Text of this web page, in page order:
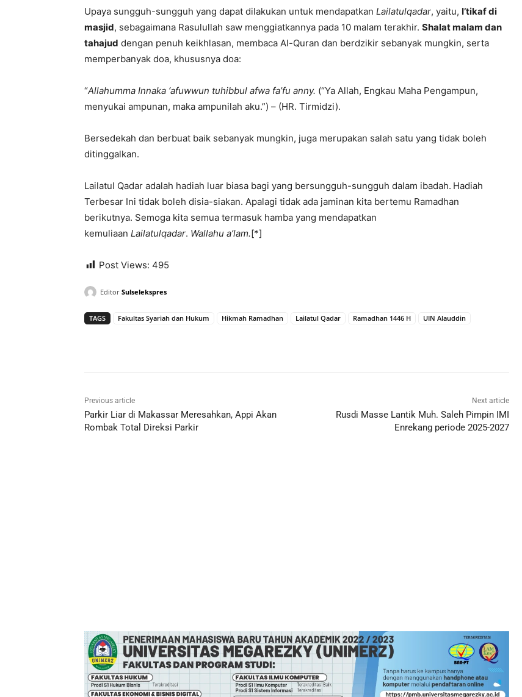
Upaya sungguh-sungguh yang dapat dilakukan untuk mendapatkan Lailatulqadar, yaitu, I’tikaf di
masjid, sebagaimana Rasulullah saw menggiatkannya pada 10 malam terakhir. Shalat malam dan
tahajud dengan penuh keikhlasan, membaca Al-Quran dan berdzikir sebanyak mungkin, serta
memperbanyak doa, khususnya doa:
“Allahumma Innaka ‘afuwwun tuhibbul afwa fa’fu anny. (“Ya Allah, Engkau Maha Pengampun,
menyukai ampunan, maka ampunilah aku.”) – (HR. Tirmidzi).
Bersedekah dan berbuat baik sebanyak mungkin, juga merupakan salah satu yang tidak boleh
ditinggalkan.
Lailatul Qadar adalah hadiah luar biasa bagi yang bersungguh-sungguh dalam ibadah. Hadiah
Terbesar Ini tidak boleh disia-siakan. Apalagi tidak ada jaminan kita bertemu Ramadhan
berikutnya. Semoga kita semua termasuk hamba yang mendapatkan
kemuliaan Lailatulqadar. Wallahu a’lam.[*]
Post Views: 495
Editor Sulselekspres
TAGS Fakultas Syariah dan Hukum Hikmah Ramadhan Lailatul Qadar Ramadhan 1446 H UIN Alauddin
Previous article
Parkir Liar di Makassar Meresahkan, Appi Akan
Rombak Total Direksi Parkir
Next article
Rusdi Masse Lantik Muh. Saleh Pimpin IMI
Enrekang periode 2025-2027